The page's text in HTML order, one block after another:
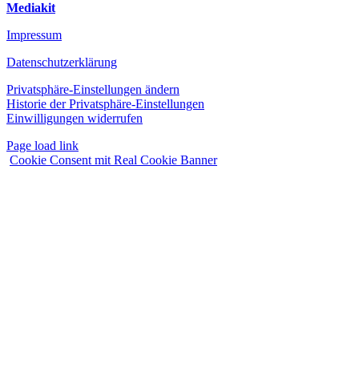
Mediakit
Impressum
Datenschutzerklärung
Privatsphäre-Einstellungen ändern
Historie der Privatsphäre-Einstellungen
Einwilligungen widerrufen
Page load link
Cookie Consent mit Real Cookie Banner